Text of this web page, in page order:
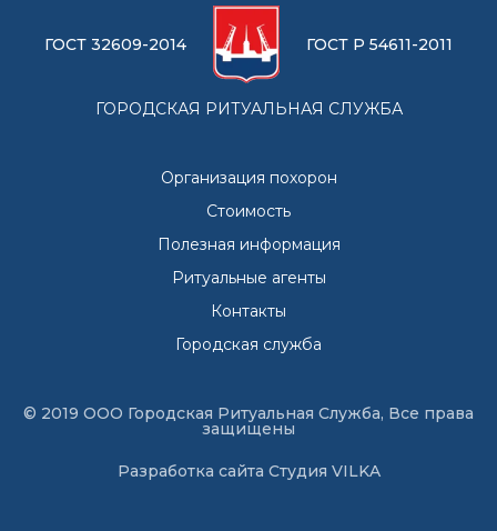
ГОСТ 32609-2014 ГОСТ Р 54611-2011
ГОРОДСКАЯ РИТУАЛЬНАЯ СЛУЖБА
Организация похорон
Стоимость
Полезная информация
Ритуальные агенты
Контакты
Городская служба
© 2019 ООО Городская Ритуальная Служба, Все права
защищены
Разработка сайта Студия VILKA